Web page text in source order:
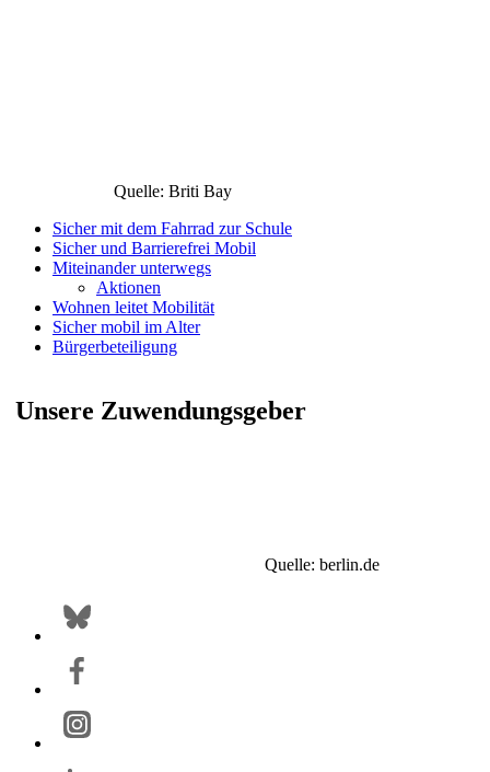
Quelle: Briti Bay
Sicher mit dem Fahrrad zur Schule
Sicher und Barrierefrei Mobil
Miteinander unterwegs
Aktionen
Wohnen leitet Mobilität
Sicher mobil im Alter
Bürgerbeteiligung
Unsere Zuwendungsgeber
Quelle: berlin.de